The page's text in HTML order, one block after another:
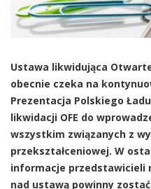
Ustawa likwidująca
obecnie czeka na
Prezentacja Polskiego
likwidacji OFE do
wszystkim związanych z
przekształceniowej. W
informacje przedstawicieli
nad ustawą powinny